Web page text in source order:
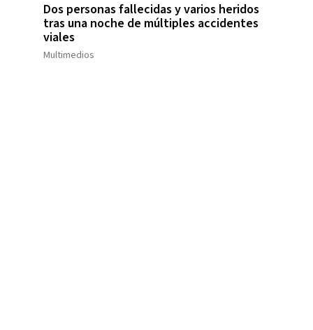
Dos personas fallecidas y varios heridos
tras una noche de múltiples accidentes
viales
Multimedios